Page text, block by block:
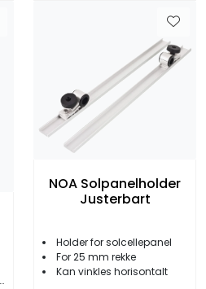
NOA Solpanelholder
Justerbart
Holder for solcellepanel
For 25 mm rekke
Kan vinkles horisontalt